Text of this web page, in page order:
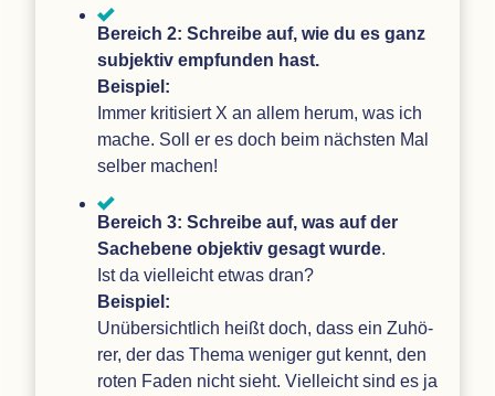
Bereich 2: Schreibe auf, wie du es ganz
sub­jek­tiv emp­fun­den hast.
Bei­spiel:
Immer kri­ti­siert X an allem herum, was ich
mache. Soll er es doch beim nächs­ten Mal
sel­ber machen!
Bereich 3: Schreibe auf, was auf der
Sach­ebene objek­tiv gesagt wurde.
Ist da viel­leicht etwas dran?
Bei­spiel:
Unüber­sicht­lich heißt doch, dass ein Zuhö­
rer, der das Thema weni­ger gut kennt, den
roten Faden nicht sieht. Viel­leicht sind es ja